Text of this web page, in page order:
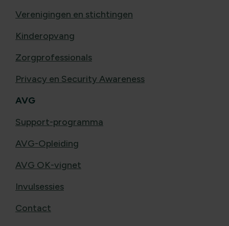
Verenigingen en stichtingen
Kinderopvang
Zorgprofessionals
Privacy en Security Awareness
AVG
Support-programma
AVG-Opleiding
AVG OK-vignet
Invulsessies
Contact